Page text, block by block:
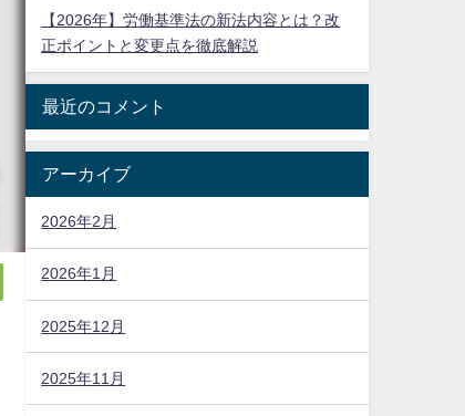
【2026年】労働基準法の新法内容とは？改
正ポイントと変更点を徹底解説
最近のコメント
アーカイブ
2026年2月
2026年1月
2025年12月
2025年11月